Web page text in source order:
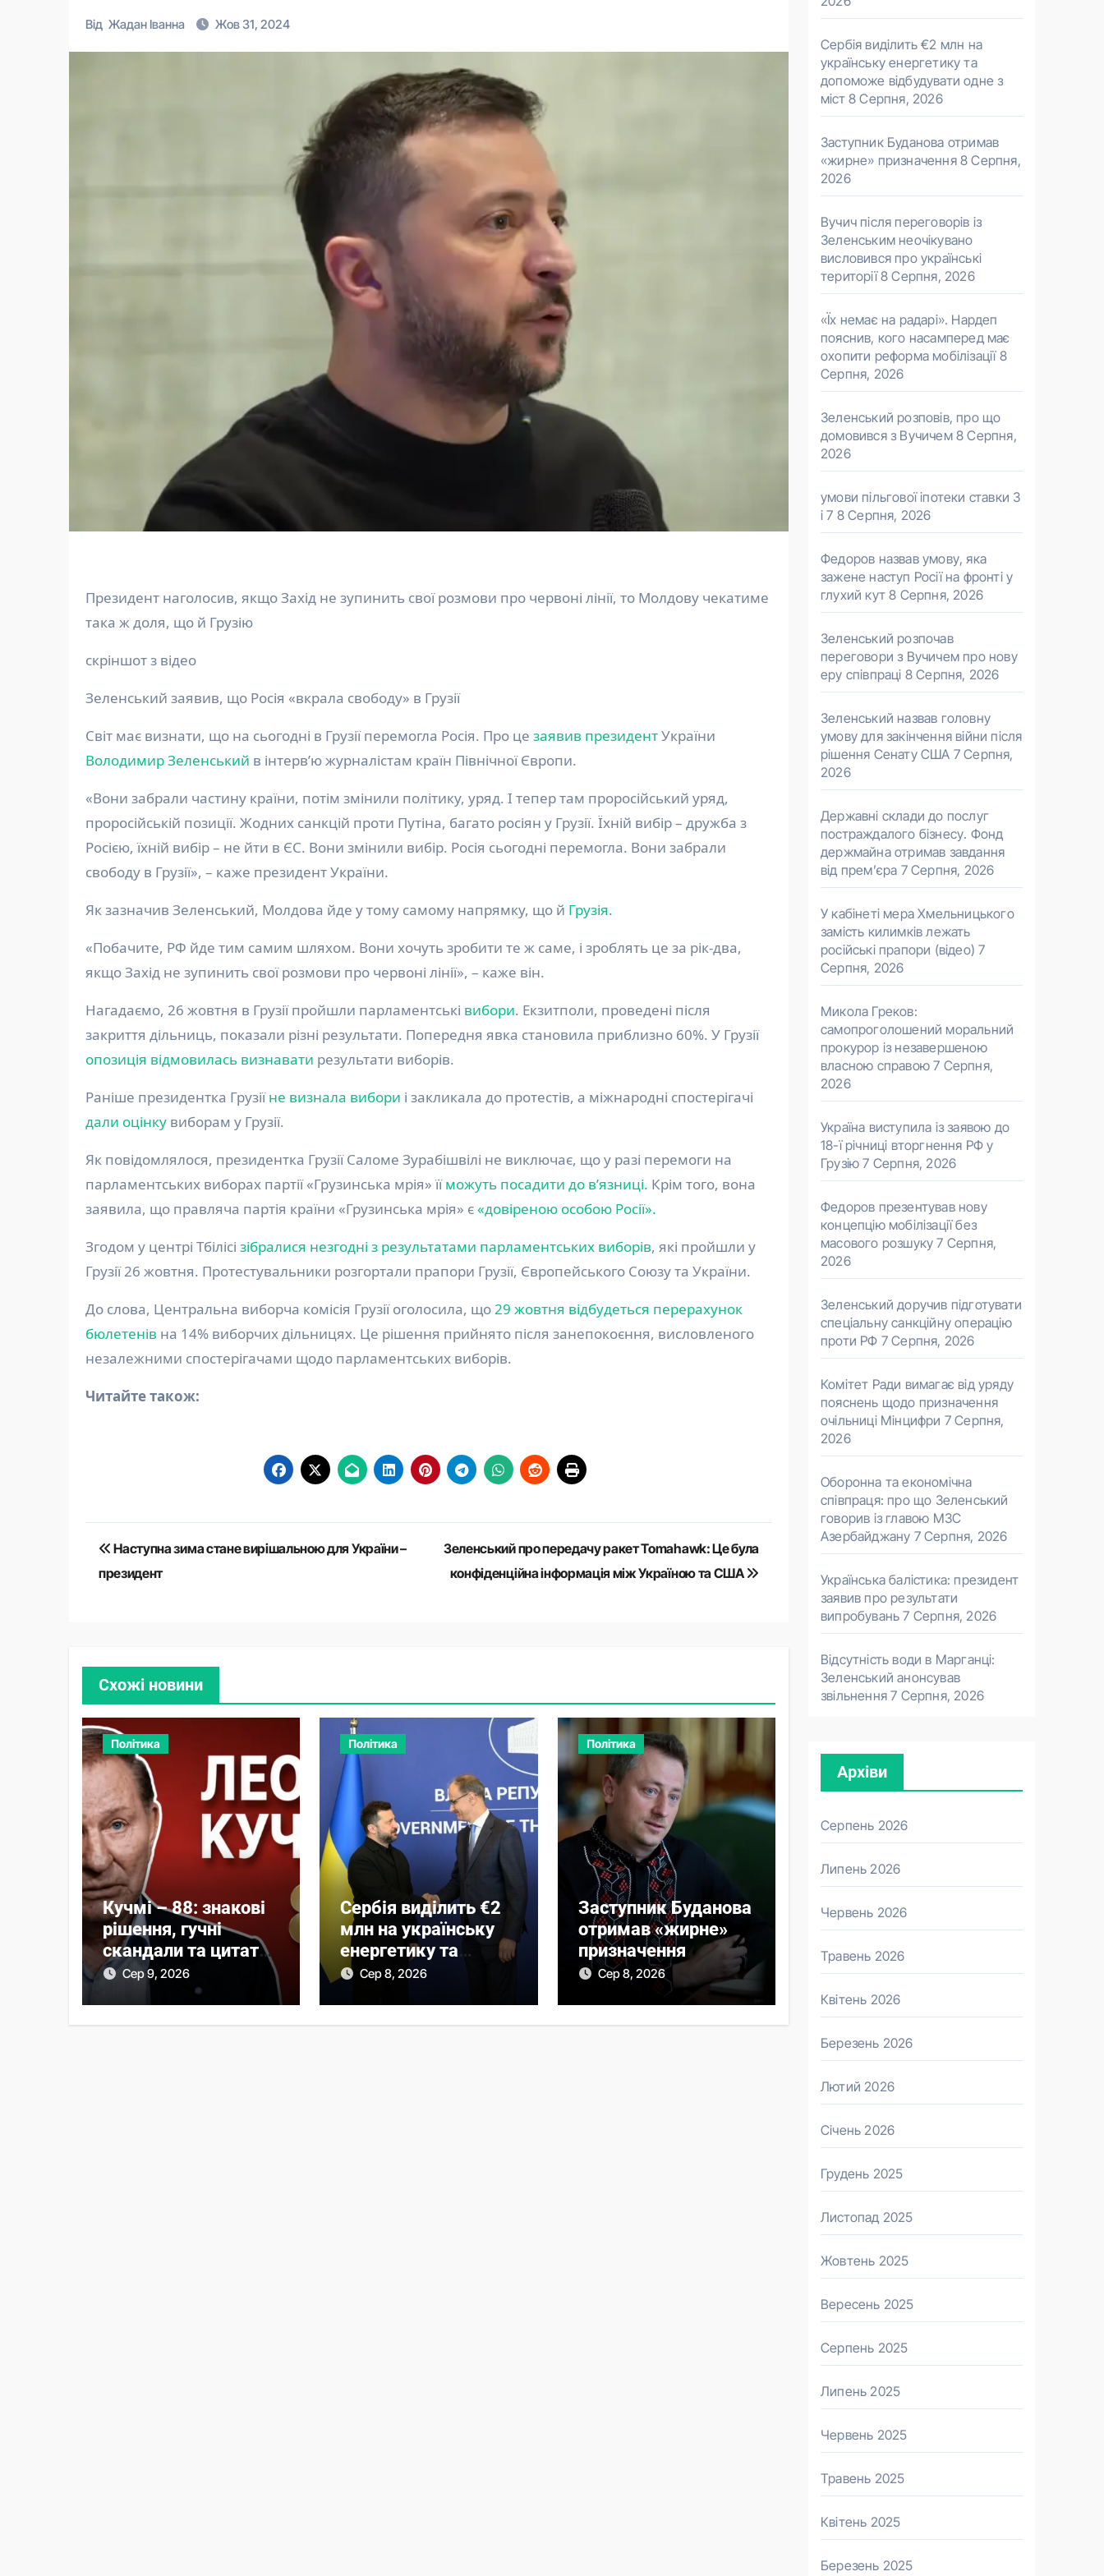
Від Жадан Іванна Жов 31, 2024
Президент наголосив, якщо Захід не зупинить свої розмови про червоні лінії, то Молдову чекатиме
така ж доля, що й Грузію
скріншот з відео
Зеленський заявив, що Росія «вкрала свободу» в Грузії
Світ має визнати, що на сьогодні в Грузії перемогла Росія. Про це заявив президентУкраїни
Володимир Зеленський в інтерв’ю журналістам країн Північної Європи.
«Вони забрали частину країни, потім змінили політику, уряд. І тепер там проросійський уряд,
проросійській позиції. Жодних санкцій проти Путіна, багато росіян у Грузії. Їхній вибір – дружба з
Росією, їхній вибір – не йти в ЄС. Вони змінили вибір. Росія сьогодні перемогла. Вони забрали
свободу в Грузії», – каже президент України.
Як зазначив Зеленський, Молдова йде у тому самому напрямку, що й Грузія.
«Побачите, РФ йде тим самим шляхом. Вони хочуть зробити те ж саме, і зроблять це за рік-два,
якщо Захід не зупинить свої розмови про червоні лінії», – каже він.
Нагадаємо, 26 жовтня в Грузії пройшли парламентські вибори. Екзитполи, проведені після
закриття дільниць, показали різні результати. Попередня явка становила приблизно 60%. У Грузії
опозиція відмовилась визнавати результати виборів.
Раніше президентка Грузіїне визнала вибори і закликала до протестів, а міжнародні спостерігачі
дали оцінку виборам у Грузії.
Як повідомлялося, президентка Грузії Саломе Зурабішвілі не виключає, що у разі перемоги на
парламентських виборах партії «Грузинська мрія» їїможуть посадити до в’язниці. Крім того, вона
заявила, що правляча партія країни «Грузинська мрія» є«довіреною особою Росії».
Згодом у центрі Тбілісі зібралися незгодні з результатами парламентських виборів, які пройшли у
Грузії 26 жовтня. Протестувальники розгортали прапори Грузії, Європейського Союзу та України.
До слова, Центральна виборча комісія Грузії оголосила, що29 жовтня відбудеться перерахунок
бюлетенів на 14% виборчих дільницях. Це рішення прийнято після занепокоєння, висловленого
незалежними спостерігачами щодо парламентських виборів.
Читайте також:
Навігація
записів
Наступна зима стане вирішальною для України –
президент
Зеленський про передачу ракет Tomahawk: Це була
конфіденційна інформація між Україною та США
Схожі новини
Політика
Кучмі – 88: знакові
рішення, гучні
скандали та цитати
другого президента
Сер 9, 2026
Політика
Сербія виділить €2
млн на українську
енергетику та
допоможе
Сер 8, 2026
Політика
Заступник Буданова
отримав «жирне»
призначення
Сер 8, 2026
Сербія виділить €2 млн на
українську енергетику та
допоможе відбудувати одне з
міст 8 Серпня, 2026
Заступник Буданова отримав
«жирне» призначення 8 Серпня,
2026
Вучич після переговорів із
Зеленським неочікувано
висловився про українські
території 8 Серпня, 2026
«Їх немає на радарі». Нардеп
пояснив, кого насамперед має
охопити реформа мобілізації 8
Серпня, 2026
Зеленський розповів, про що
домовився з Вучичем 8 Серпня,
2026
умови пільгової іпотеки ставки 3
і 7 8 Серпня, 2026
Федоров назвав умову, яка
зажене наступ Росії на фронті у
глухий кут 8 Серпня, 2026
Зеленський розпочав
переговори з Вучичем про нову
еру співпраці 8 Серпня, 2026
Зеленський назвав головну
умову для закінчення війни після
рішення Сенату США 7 Серпня,
2026
Державні склади до послуг
постраждалого бізнесу. Фонд
держмайна отримав завдання
від прем’єра 7 Серпня, 2026
У кабінеті мера Хмельницького
замість килимків лежать
російські прапори (відео) 7
Серпня, 2026
Микола Греков:
самопроголошений моральний
прокурор із незавершеною
власною справою 7 Серпня,
2026
Україна виступила із заявою до
18-ї річниці вторгнення РФ у
Грузію 7 Серпня, 2026
Федоров презентував нову
концепцію мобілізації без
масового розшуку 7 Серпня,
2026
Зеленський доручив підготувати
спеціальну санкційну операцію
проти РФ 7 Серпня, 2026
Комітет Ради вимагає від уряду
пояснень щодо призначення
очільниці Мінцифри 7 Серпня,
2026
Оборонна та економічна
співпраця: про що Зеленський
говорив із главою МЗС
Азербайджану 7 Серпня, 2026
Українська балістика: президент
заявив про результати
випробувань 7 Серпня, 2026
Відсутність води в Марганці:
Зеленський анонсував
звільнення 7 Серпня, 2026
Архіви
Серпень 2026
Липень 2026
Червень 2026
Травень 2026
Квітень 2026
Березень 2026
Лютий 2026
Січень 2026
Грудень 2025
Листопад 2025
Жовтень 2025
Вересень 2025
Серпень 2025
Липень 2025
Червень 2025
Травень 2025
Квітень 2025
Березень 2025